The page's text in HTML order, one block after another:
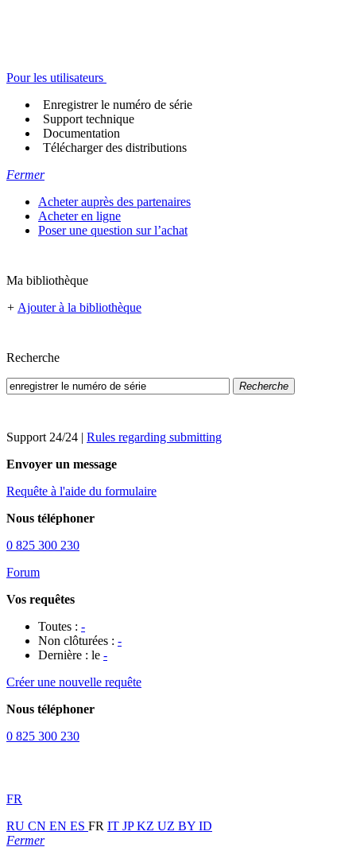
Pour les utilisateurs
Enregistrer le numéro de série
Support technique
Documentation
Télécharger des distributions
Fermer
Acheter auprès des partenaires
Acheter en ligne
Poser une question sur l’achat
Ma bibliothèque
+ Ajouter à la bibliothèque
Recherche
Recherche
Support 24/24 | Rules regarding submitting
Envoyer un message
Requête à l'aide du formulaire
Nous téléphoner
0 825 300 230
Forum
Vos requêtes
Toutes : -
Non clôturées : -
Dernière : le -
Créer une nouvelle requête
Nous téléphoner
0 825 300 230
FR
RU CN EN ES FR IT JPKZ UZ BY ID
Fermer